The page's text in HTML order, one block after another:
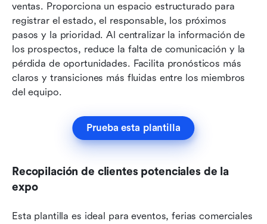
ventas. Proporciona un espacio estructurado para
registrar el estado, el responsable, los próximos
pasos y la prioridad. Al centralizar la información de
los prospectos, reduce la falta de comunicación y la
pérdida de oportunidades. Facilita pronósticos más
claros y transiciones más fluidas entre los miembros
del equipo.
Prueba esta plantilla
Recopilación de clientes potenciales de la
expo
Esta plantilla es ideal para eventos, ferias comerciales